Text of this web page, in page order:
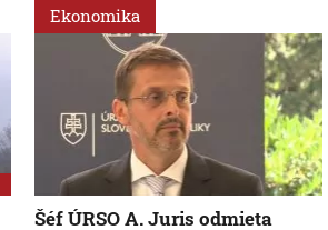
Ekonomika
Šéf ÚRSO A. Juris odmieta